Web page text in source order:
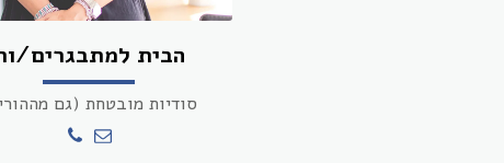
הבית למתבגרים/
סודיות מובטחת (גם